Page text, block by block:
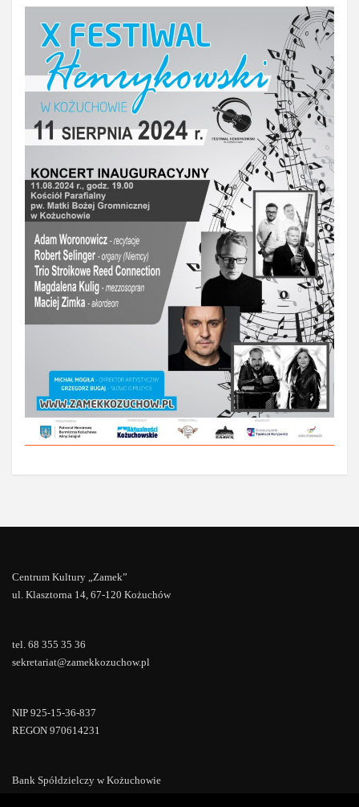
Centrum Kultury „Zamek”
ul. Klasztorna 14, 67-120 Kożuchów
tel. 68 355 35 36
sekretariat@zamekkozuchow.pl
NIP 925-15-36-837
REGON 970614231
Bank Spółdzielczy w Kożuchowie